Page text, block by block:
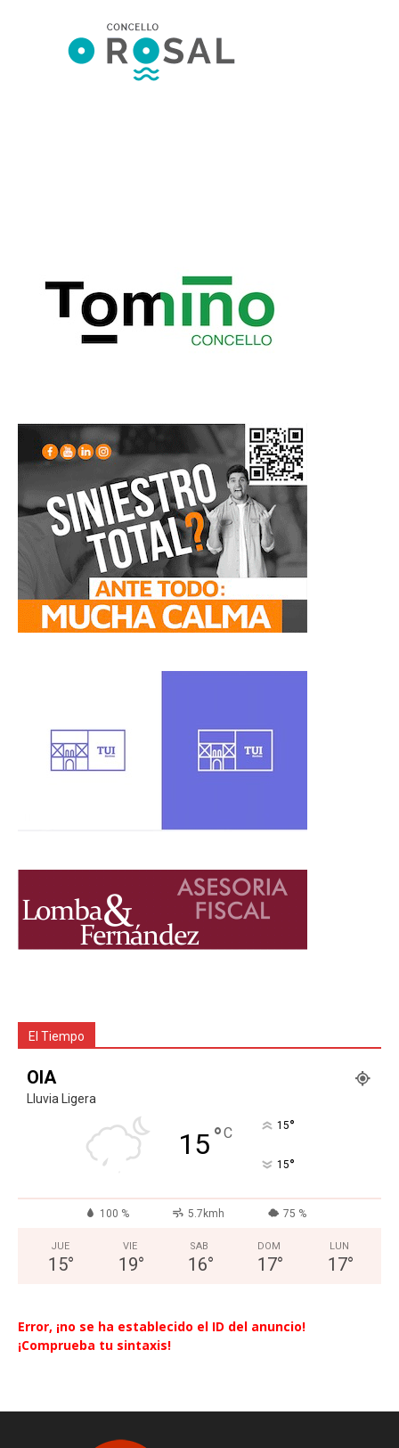
El Tiempo
OIA
Lluvia Ligera
15°C 15°
15°
100 % 5.7kmh 75 %
JUE
15°
VIE
19°
SAB
16°
DOM
17°
LUN
17°
Error, ¡no se ha establecido el ID del anuncio!
¡Comprueba tu sintaxis!